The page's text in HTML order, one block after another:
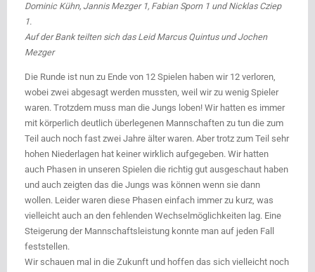
Dominic Kühn, Jannis Mezger 1, Fabian Sporn 1 und Nicklas Cziep
1.
Auf der Bank teilten sich das Leid Marcus Quintus und Jochen
Mezger
Die Runde ist nun zu Ende von 12 Spielen haben wir 12 verloren,
wobei zwei abgesagt werden mussten, weil wir zu wenig Spieler
waren. Trotzdem muss man die Jungs loben! Wir hatten es immer
mit körperlich deutlich überlegenen Mannschaften zu tun die zum
Teil auch noch fast zwei Jahre älter waren. Aber trotz zum Teil sehr
hohen Niederlagen hat keiner wirklich aufgegeben. Wir hatten
auch Phasen in unseren Spielen die richtig gut ausgeschaut haben
und auch zeigten das die Jungs was können wenn sie dann
wollen. Leider waren diese Phasen einfach immer zu kurz, was
vielleicht auch an den fehlenden Wechselmöglichkeiten lag. Eine
Steigerung der Mannschaftsleistung konnte man auf jeden Fall
feststellen.
Wir schauen mal in die Zukunft und hoffen das sich vielleicht noch